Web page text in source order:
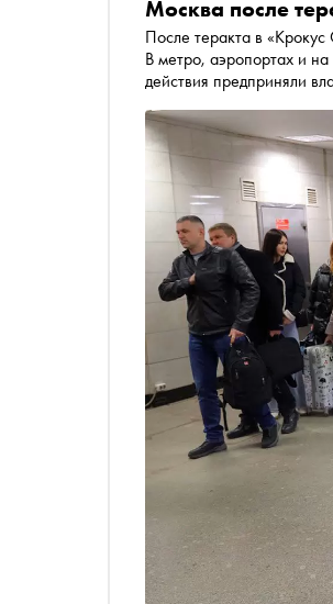
Москва после
После теракта в
В метро, аэропортах и
действия предприняли